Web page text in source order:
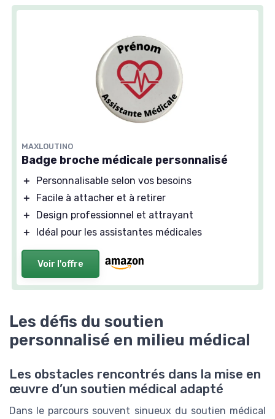
MAXLOUTINO
Badge broche médicale personnalisé
＋
Personnalisable selon vos besoins
＋
Facile à attacher et à retirer
＋
Design professionnel et attrayant
＋
Idéal pour les assistantes médicales
Voir l'offre
Les défis du soutien
personnalisé en milieu médical
Les obstacles rencontrés dans la mise en
œuvre d’un soutien médical adapté
Dans le parcours souvent sinueux du soutien médical